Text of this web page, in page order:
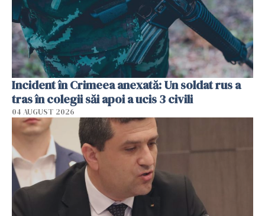
Incident în Crimeea anexată: Un soldat rus a
tras în colegii săi apoi a ucis 3 civili
04 AUGUST 2026